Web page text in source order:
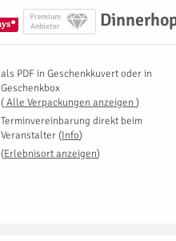
Premium
Anbieter
als PDFinGeschenkkuvert oder in
Geschenkbox
( Alle Verpackungen anzeigen )
Terminvereinbarung direkt beim
Veranstalter (Info)
(Erlebnisort anzeigen)